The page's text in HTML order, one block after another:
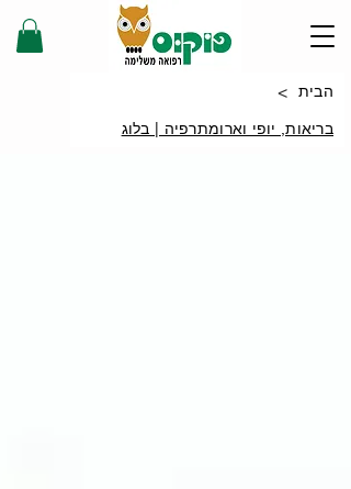
הבית >
בריאות, יופי וארומתרפיה | בלוג